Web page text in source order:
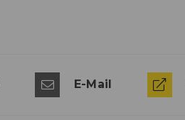
E-Mail